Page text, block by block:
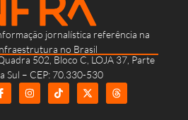
jornalística referência na
no Brasil
502, Bloco C, LOJA 37, Parte
Sul – CEP: 70.330-530